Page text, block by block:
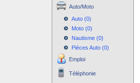
Auto/Moto
Auto (0)
Moto (0)
Nautisme (0)
Pièces Auto (0)
Emploi
Téléphonie